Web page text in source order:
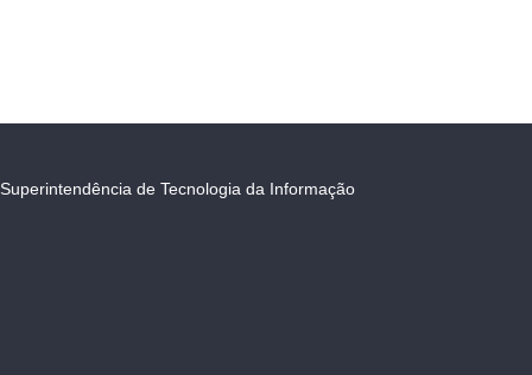
Superintendência de Tecnologia da Informação